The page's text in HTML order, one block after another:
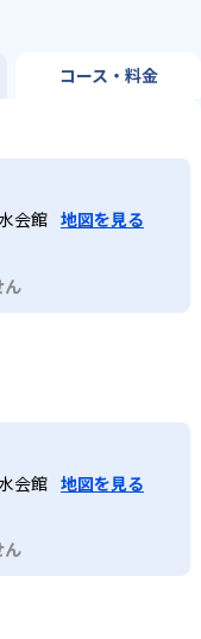
コース・料金
会館 地図を見る
ん
会館 地図を見る
ん